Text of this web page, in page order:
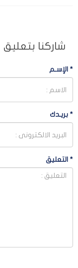
شاركنا بتعليق
* الإسـم
* بريـدك
* التعليق